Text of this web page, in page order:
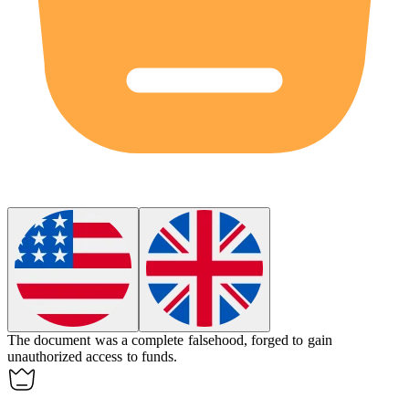
The document was a complete falsehood, forged to gain
unauthorized access to funds.